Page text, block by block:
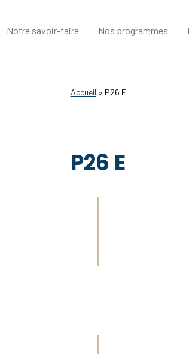
Notre savoir-faire Nos programmes
Accueil » P26 E
P26 E